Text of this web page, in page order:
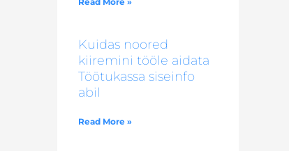
Kuidas noored
kiiremini tööle aidata
Töötukassa siseinfo
abil
Read More »